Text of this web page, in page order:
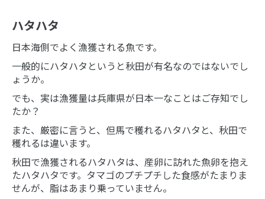
ハタハタ
日本海側でよく漁獲される魚です。
一般的にハタハタというと秋田が有名なのではないでし
ょうか。
でも、実は漁獲量は兵庫県が日本一なことはご存知でし
たか？
また、厳密に言うと、但馬で穫れるハタハタと、秋田で
穫れるは違います。
秋田で漁獲されるハタハタは、産卵に訪れた魚卵を抱え
たハタハタです。タマゴのプチプチした食感がたまりま
せんが、脂はあまり乗っていません。